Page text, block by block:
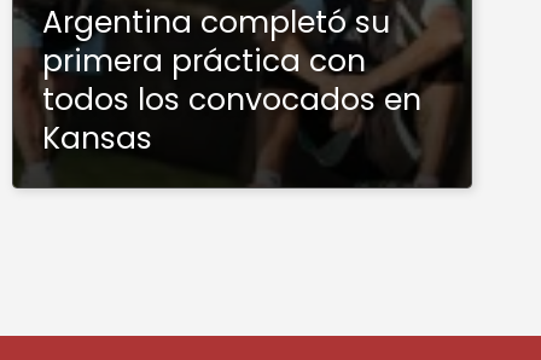
Argentina completó su
primera práctica con
todos los convocados en
Kansas